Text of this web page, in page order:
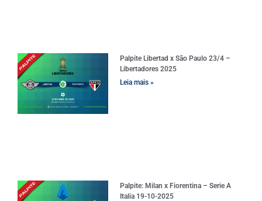
Palpite Libertad x São Paulo 23/4 –
Libertadores 2025
Leia mais »
Palpite: Milan x Fiorentina – Serie A
Italia 19-10-2025